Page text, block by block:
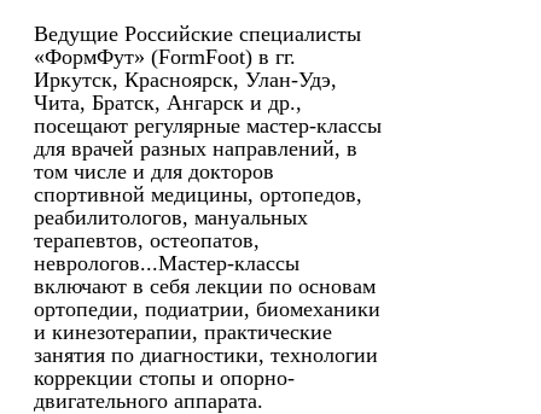
Ведущие Российские специалисты
«ФормФут» (FormFoot) в гг.
Иркутск, Красноярск, Улан-Удэ,
Чита, Братск, Ангарск и др.,
посещают регулярные мастер-классы
для врачей разных направлений, в
том числе и для докторов
спортивной медицины, ортопедов,
реабилитологов, мануальных
терапевтов, остеопатов,
неврологов...Мастер-классы
включают в себя лекции по основам
ортопедии, подиатрии, биомеханики
и кинезотерапии, практические
занятия по диагностики, технологии
коррекции стопы и опорно-
двигательного аппарата.